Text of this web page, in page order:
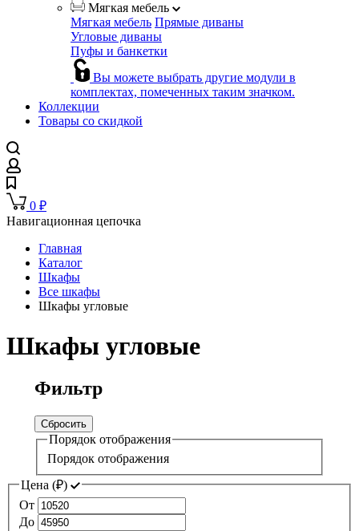
Мягкая мебель
Мягкая мебель Прямые диваны
Угловые диваны
Пуфы и банкетки
Вы можете выбрать другие модули в
комплектах, помеченных таким значком.
Коллекции
Товары со скидкой
0 ₽
Навигационная цепочка
Главная
Каталог
Шкафы
Все шкафы
Шкафы угловые
Шкафы угловые
Фильтр
Сбросить
Порядок отображения
Порядок отображения
Цена (₽)
От
До